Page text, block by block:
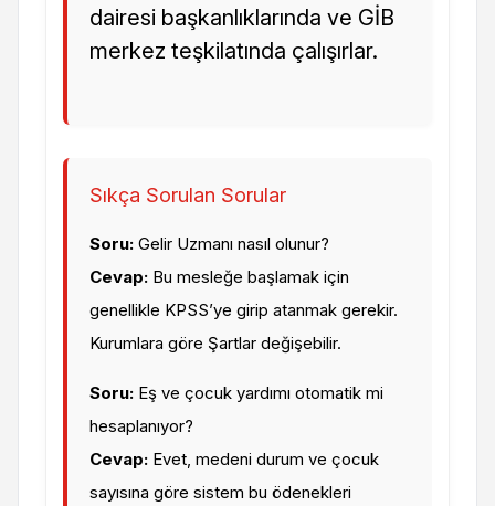
dairesi başkanlıklarında ve GİB
merkez teşkilatında çalışırlar.
Sıkça Sorulan Sorular
Soru: Gelir Uzmanı nasıl olunur?
Cevap: Bu mesleğe başlamak için
genellikle KPSS’ye girip atanmak gerekir.
Kurumlara göre Şartlar değişebilir.
Soru: Eş ve çocuk yardımı otomatik mi
hesaplanıyor?
Cevap: Evet, medeni durum ve çocuk
sayısına göre sistem bu ödenekleri